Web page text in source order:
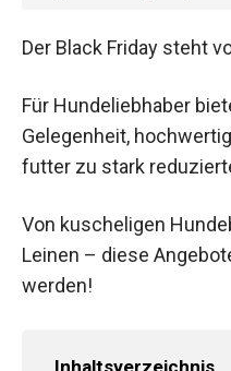
Der Black Friday steht
Für Hundeliebhaber
Gelegenheit,
futter zu stark
Von kuscheligen
Leinen – diese
werden!
Inhaltsverzeichnis